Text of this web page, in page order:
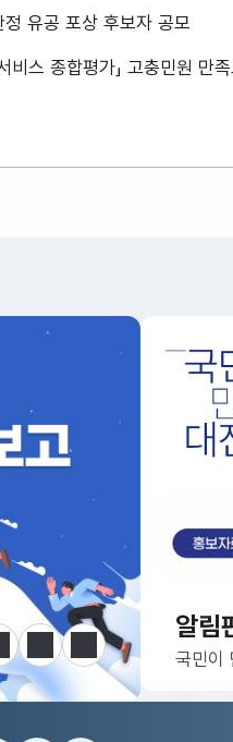
월) 「2026년 세제
일부 제도를 재정(예
유공 포상 후보자 공모
전 다음 한눈에 보는 정책 더
알림판
알림